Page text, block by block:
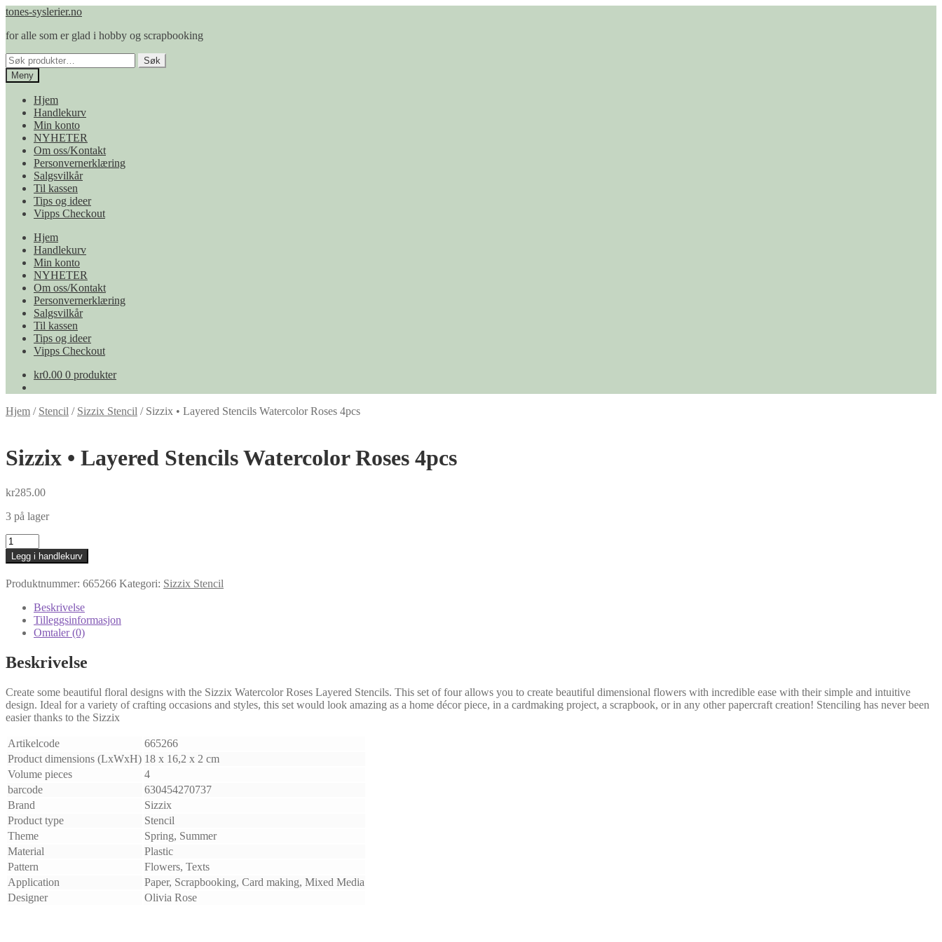
Hopp
navigasjon
Hopp
innhold
tones-syslerier.no
for alle som er glad i hobby og scrapbooking
Søk
etter:
Søk
Meny
Hjem
Handlekurv
Min konto
NYHETER
Om oss/Kontakt
Personvernerklæring
Salgsvilkår
Til kassen
Tips og ideer
Vipps Checkout
Hjem
Handlekurv
Min konto
NYHETER
Om oss/Kontakt
Personvernerklæring
Salgsvilkår
Til kassen
Tips og ideer
Vipps Checkout
kr0.00 0 produkter
Hjem / Stencil / Sizzix Stencil / Sizzix • Layered Stencils Watercolor Roses 4pcs
Sizzix • Layered Stencils Watercolor Roses 4pcs
kr285.00
3 på lager
Sizzix
•
Layered
Stencils
Watercolor
Legg i handlekurv
Produktnummer: 665266 Kategori: Sizzix Stencil
Beskrivelse
Tilleggsinformasjon
Omtaler (0)
Beskrivelse
Create some beautiful floral designs with the Sizzix Watercolor Roses Layered Stencils. This set of four allows you to create beautiful dimensional flowers with incredible ease with their simple and intuitive
design. Ideal for a variety of crafting occasions and styles, this set would look amazing as a home décor piece, in a cardmaking project, a scrapbook, or in any other papercraft creation! Stenciling has never been
easier thanks to the Sizzix
Artikelcode
665266
Product dimensions (LxWxH) 18 x 16,2 x 2 cm
Volume pieces
4
barcode
630454270737
Brand
Sizzix
Product type
Stencil
Theme
Spring, Summer
Material
Plastic
Pattern
Flowers, Texts
Application
Paper, Scrapbooking, Card making, Mixed Media
Designer
Olivia Rose